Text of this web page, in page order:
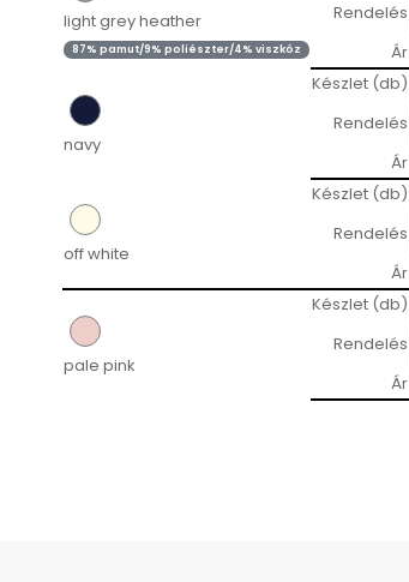
light grey heather
87% pamut/9% poliészter/4% viszkóz
Rendelés
Ár
navy
Készlet (db)
Rendelés
Ár
off white
Készlet (db)
Rendelés
Ár
pale pink
Készlet (db)
Rendelés
Ár